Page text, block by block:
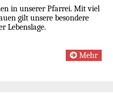
in unserer Pfarrei. Mit viel
gilt unsere besondere
Lebenslage.
Mehr